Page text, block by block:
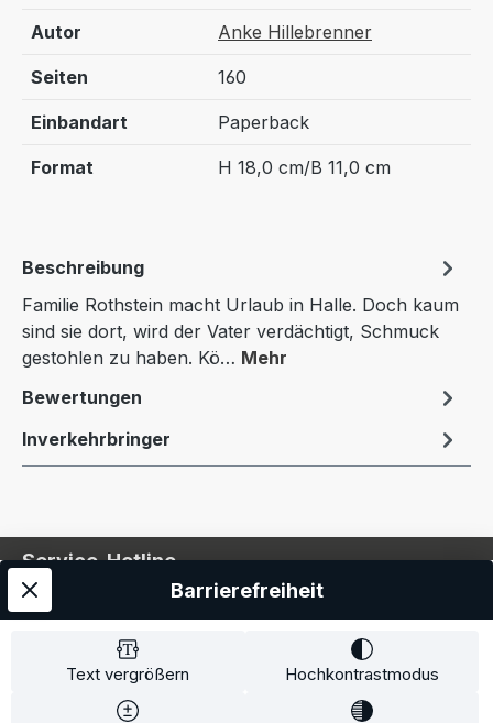
Autor Anke Hillebrenner
Seiten 160
Einbandart Paperback
Format H 18,0 cm/B 11,0 cm
Beschreibung
Familie Rothstein macht Urlaub in Halle. Doch kaum
sind sie dort, wird der Vater verdächtigt, Schmuck
gestohlen zu haben. Kö… Mehr
Bewertungen
Inverkehrbringer
Service-Hotline
Service
Information
Text vergrößern Hochkontrastmodus
Barrierefreiheit